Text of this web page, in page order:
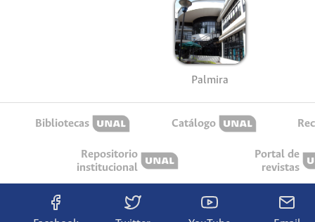
Palmira
Bibliotecas Catálogo
Repositorio
institucional
Portal de
revistas